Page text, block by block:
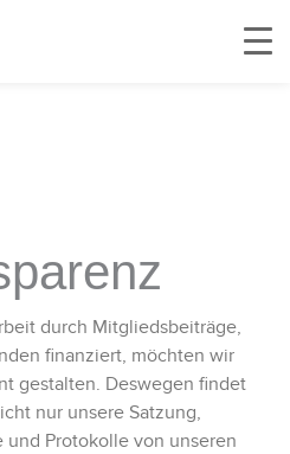
durch Mitgliedsbeiträge,
finanziert, möchten wir
gestalten. Deswegen findet
nur unsere Satzung,
und Protokolle von unseren